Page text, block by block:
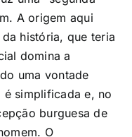
A origem aqui
história, que teria
domina a
uma vontade
é simplificada e, no
burguesa de
O